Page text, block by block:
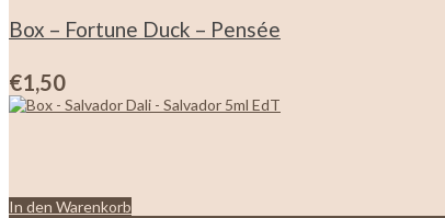
Box – Fortune Duck – Pensée
€1,50
In den Warenkorb